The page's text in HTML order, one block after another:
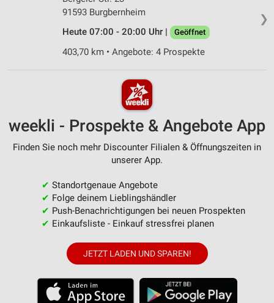
❯
91593 Burgbernheim
Heute 07:00 - 20:00 Uhr |
Geöffnet
403,70 km • Angebote: 4 Prospekte
weekli - Prospekte & Angebote App
Finden Sie noch mehr Discounter Filialen & Öffnungszeiten in
unserer App.
✔ Standortgenaue Angebote
✔ Folge deinem Lieblingshändler
✔ Push-Benachrichtigungen bei neuen Prospekten
✔ Einkaufsliste - Einkauf stressfrei planen
JETZT LADEN UND SPAREN!